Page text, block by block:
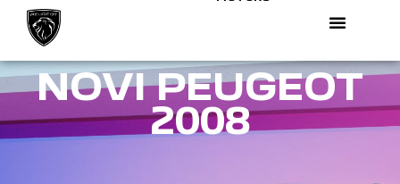
NOVI PEUGEOT
2008